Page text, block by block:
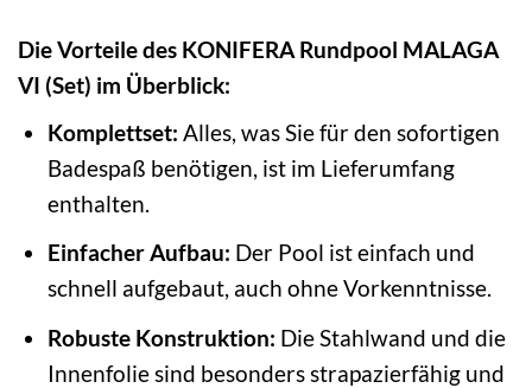
Die Vorteile des KONIFERA Rundpool MALAGA
VI (Set) im Überblick:
Komplettset: Alles, was Sie für den sofortigen
Badespaß benötigen, ist im Lieferumfang
enthalten.
Einfacher Aufbau: Der Pool ist einfach und
schnell aufgebaut, auch ohne Vorkenntnisse.
Robuste Konstruktion: Die Stahlwand und die
Innenfolie sind besonders strapazierfähig und